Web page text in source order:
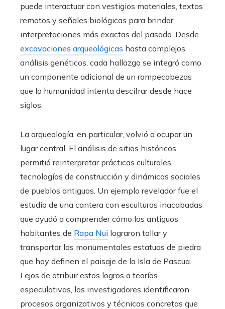
puede interactuar con vestigios materiales, textos
remotos y señales biológicas para brindar
interpretaciones más exactas del pasado. Desde
excavaciones arqueológicas hasta complejos
análisis genéticos, cada hallazgo se integró como
un componente adicional de un rompecabezas
que la humanidad intenta descifrar desde hace
siglos.
La arqueología, en particular, volvió a ocupar un
lugar central. El análisis de sitios históricos
permitió reinterpretar prácticas culturales,
tecnologías de construcción y dinámicas sociales
de pueblos antiguos. Un ejemplo revelador fue el
estudio de una cantera con esculturas inacabadas
que ayudó a comprender cómo los antiguos
habitantes de Rapa Nui lograron tallar y
transportar las monumentales estatuas de piedra
que hoy definen el paisaje de la Isla de Pascua.
Lejos de atribuir estos logros a teorías
especulativas, los investigadores identificaron
procesos organizativos y técnicas concretas que